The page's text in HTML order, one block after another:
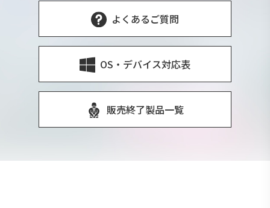
よくあるご質問
OS・デバイス対応表
販売終了製品一覧